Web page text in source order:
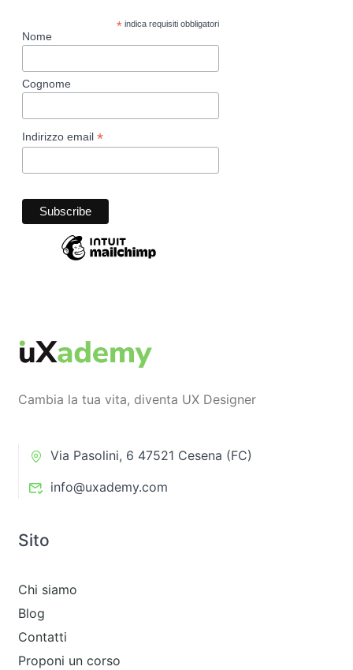
*indica requisiti obbligatori
Nome
Cognome
Indirizzo email *
Cambia la tua vita, diventa UX Designer
Via Pasolini, 6 47521 Cesena (FC)
info@uxademy.com
Sito
Chi siamo
Blog
Contatti
Proponi un corso